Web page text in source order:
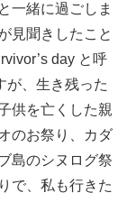
一緒に過ごしま
見聞きしたこと
day と呼
が、生き残った
供を亡くした親
のお祭り、カダ
島のシヌログ祭
で、私も行きた